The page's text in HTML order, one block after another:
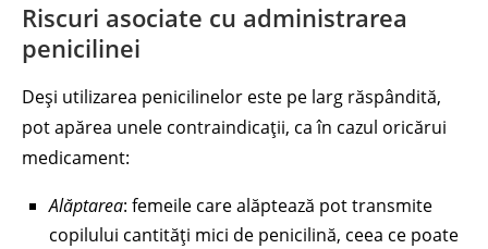
Riscuri asociate cu administrarea
penicilinei
Deși utilizarea penicilinelor este pe larg răspândită,
pot apărea unele contraindicații, ca în cazul oricărui
medicament:
Alăptarea: femeile care alăptează pot transmite
copilului cantități mici de penicilină, ceea ce poate